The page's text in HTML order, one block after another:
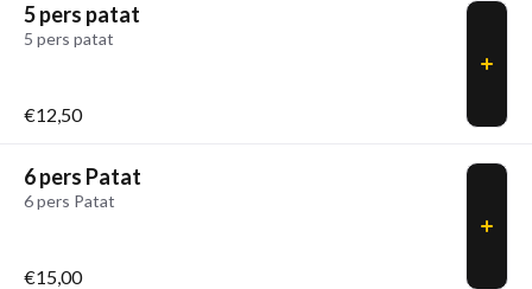
5 pers patat
5 pers patat
€12,50
6 pers Patat
6 pers Patat
€15,00